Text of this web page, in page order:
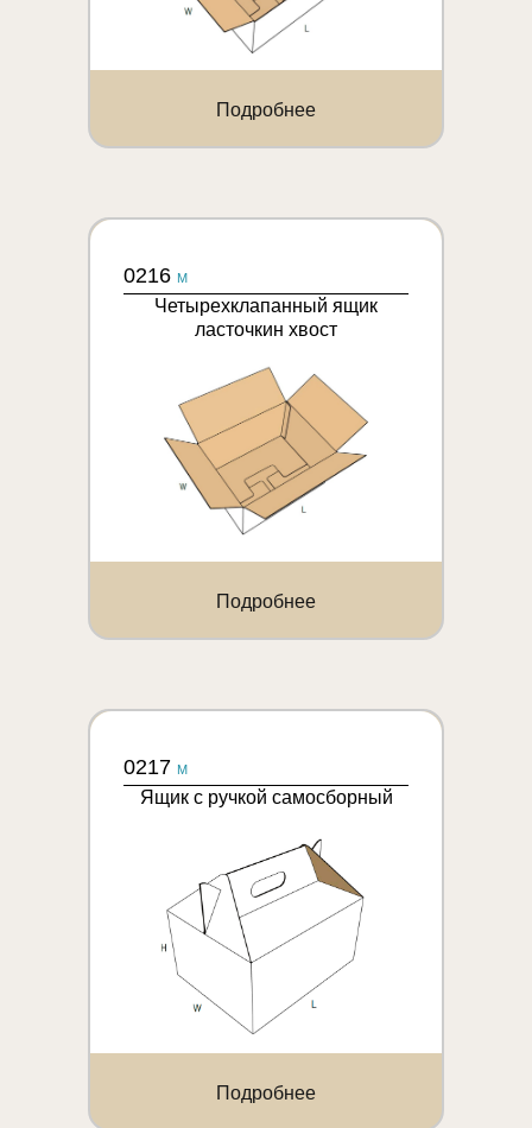
Подробнее
0216 M
Четырехклапанный ящик
ласточкин хвост
Подробнее
0217 M
Ящик с ручкой самосборный
Подробнее